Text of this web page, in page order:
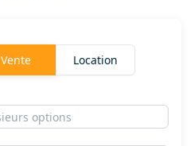
Vente Location